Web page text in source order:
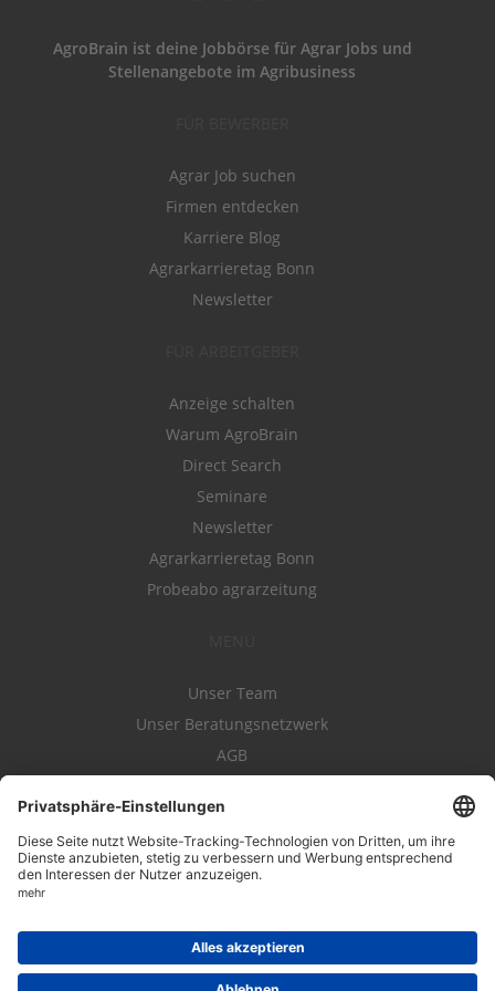
AgroBrain ist deine Jobbörse für Agrar Jobs und
Stellenangebote im Agribusiness
Agrar Job suchen
Firmen entdecken
Karriere Blog
Agrarkarrieretag Bonn
Newsletter
Anzeige schalten
Warum AgroBrain
Direct Search
Seminare
Newsletter
Agrarkarrieretag Bonn
Probeabo agrarzeitung
Unser Team
Unser Beratungsnetzwerk
AGB
Datenschutz
Impressum
Kontakt